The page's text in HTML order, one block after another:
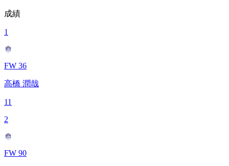
成績
1
FW 36
高橋 潤哉
11
2
FW 90